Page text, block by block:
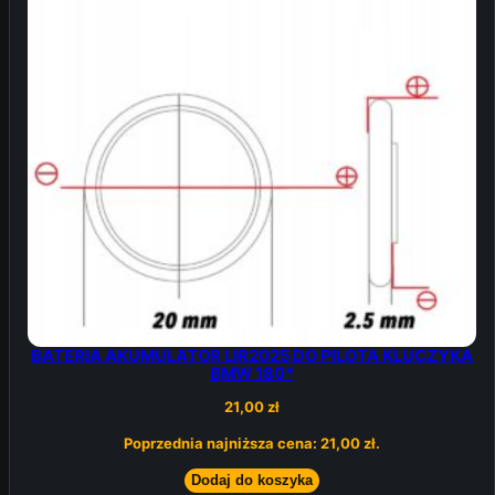
BATERIA AKUMULATOR LIR2025 DO PILOTA KLUCZYKA
BMW 180*
21,00zł
Poprzednia najniższa cena: 21,00zł.
Dodaj do koszyka